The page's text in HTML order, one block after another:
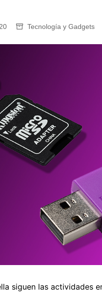
Tecnología y Gadgets
siguen las actividades